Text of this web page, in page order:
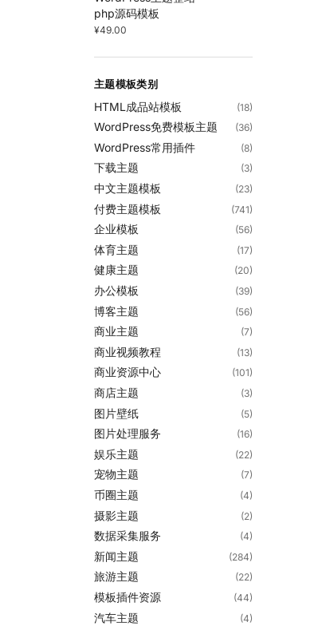
php源码模板
¥49.00
主题模板类别
HTML成品站模板 (18)
WordPress免费模板主题 (36)
WordPress常用插件 (8)
下载主题 (3)
中文主题模板 (23)
付费主题模板 (741)
企业模板 (56)
体育主题 (17)
健康主题 (20)
办公模板 (39)
博客主题 (56)
商业主题 (7)
商业视频教程 (13)
商业资源中心 (101)
商店主题 (3)
图片壁纸 (5)
图片处理服务 (16)
娱乐主题 (22)
宠物主题 (7)
币圈主题 (4)
摄影主题 (2)
数据采集服务 (4)
新闻主题 (284)
旅游主题 (22)
模板插件资源 (44)
汽车主题 (4)